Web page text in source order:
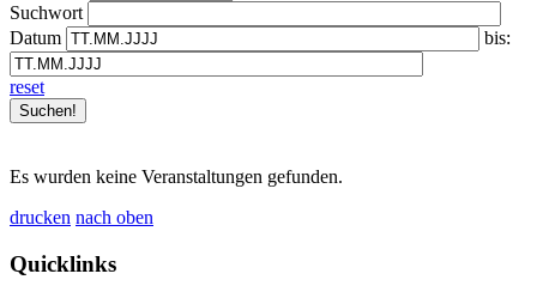
Suchwort
Datum
bis:
reset
Es wurden keine Veranstaltungen gefunden.
drucken nach oben
Quicklinks